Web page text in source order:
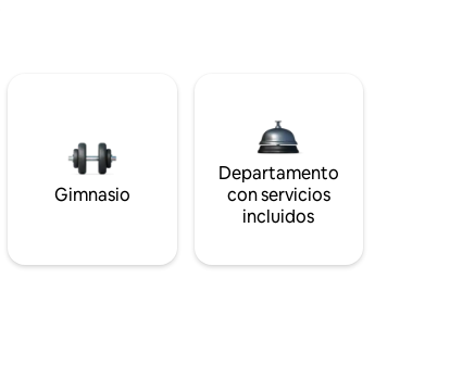
Gimnasio
Departamento
con servicios
incluidos